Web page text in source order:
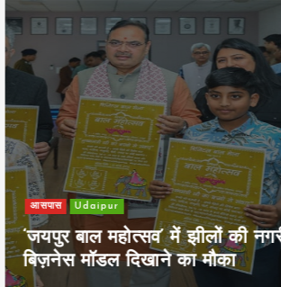
खेल Udaipur
पिम्स मेवाड़ कप 2026: क्रॉसवर्ड व
रियल स्टेट्स ने मुकाबले जीते